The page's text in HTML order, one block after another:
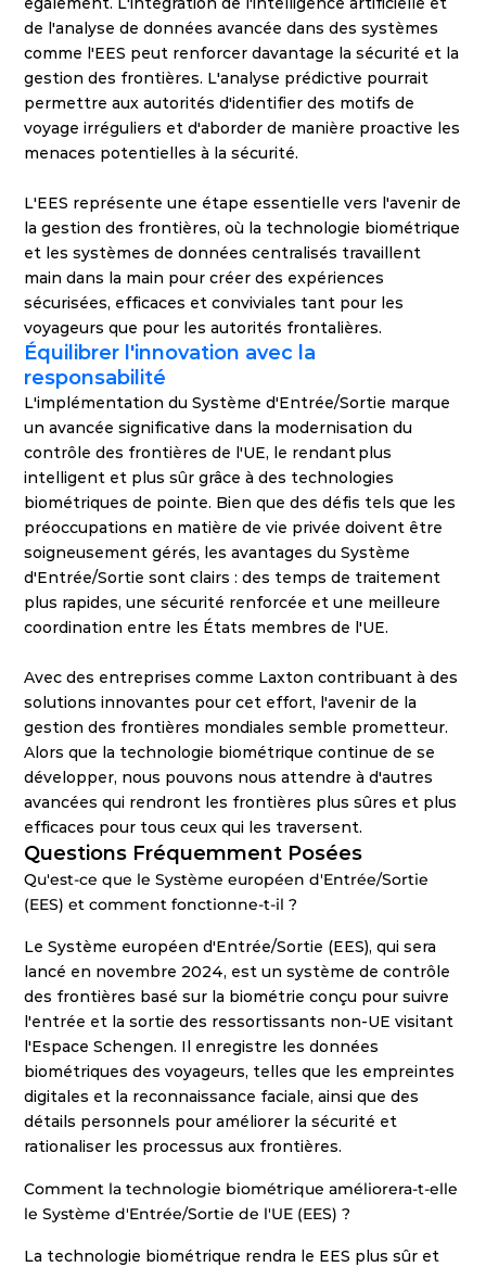
de l'analyse de données avancée dans des systèmes
comme l'EES peut renforcer davantage la sécurité et la
gestion des frontières. L'analyse prédictive pourrait
permettre aux autorités d'identifier des motifs de
voyage irréguliers et d'aborder de manière proactive les
menaces potentielles à la sécurité.
L'EES représente une étape essentielle vers l'avenir de
la gestion des frontières, où la technologie biométrique
et les systèmes de données centralisés travaillent
main dans la main pour créer des expériences
sécurisées, efficaces et conviviales tant pour les
voyageurs que pour les autorités frontalières.
Équilibrer l'innovation avec la
responsabilité
L'implémentation du Système d'Entrée/Sortie marque
un avancée significative dans la modernisation du
contrôle des frontières de l'UE, le rendant plus
intelligent et plus sûr grâce à des technologies
biométriques de pointe. Bien que des défis tels que les
préoccupations en matière de vie privée doivent être
soigneusement gérés, les avantages du Système
d'Entrée/Sortie sont clairs : des temps de traitement
plus rapides, une sécurité renforcée et une meilleure
coordination entre les États membres de l'UE.
Avec des entreprises comme Laxton contribuant à des
solutions innovantes pour cet effort, l'avenir de la
gestion des frontières mondiales semble prometteur.
Alors que la technologie biométrique continue de se
développer, nous pouvons nous attendre à d'autres
avancées qui rendront les frontières plus sûres et plus
efficaces pour tous ceux qui les traversent.
Questions Fréquemment Posées
Qu'est-ce que le Système européen d'Entrée/Sortie
(EES) et comment fonctionne-t-il ?
Le Système européen d'Entrée/Sortie (EES), qui sera
lancé en novembre 2024, est un système de contrôle
des frontières basé sur la biométrie conçu pour suivre
l'entrée et la sortie des ressortissants non-UE visitant
l'Espace Schengen. Il enregistre les données
biométriques des voyageurs, telles que les empreintes
digitales et la reconnaissance faciale, ainsi que des
détails personnels pour améliorer la sécurité et
rationaliser les processus aux frontières.
Comment la technologie biométrique améliorera-t-elle
le Système d'Entrée/Sortie de l'UE (EES) ?
La technologie biométrique rendra le EES plus sûr et